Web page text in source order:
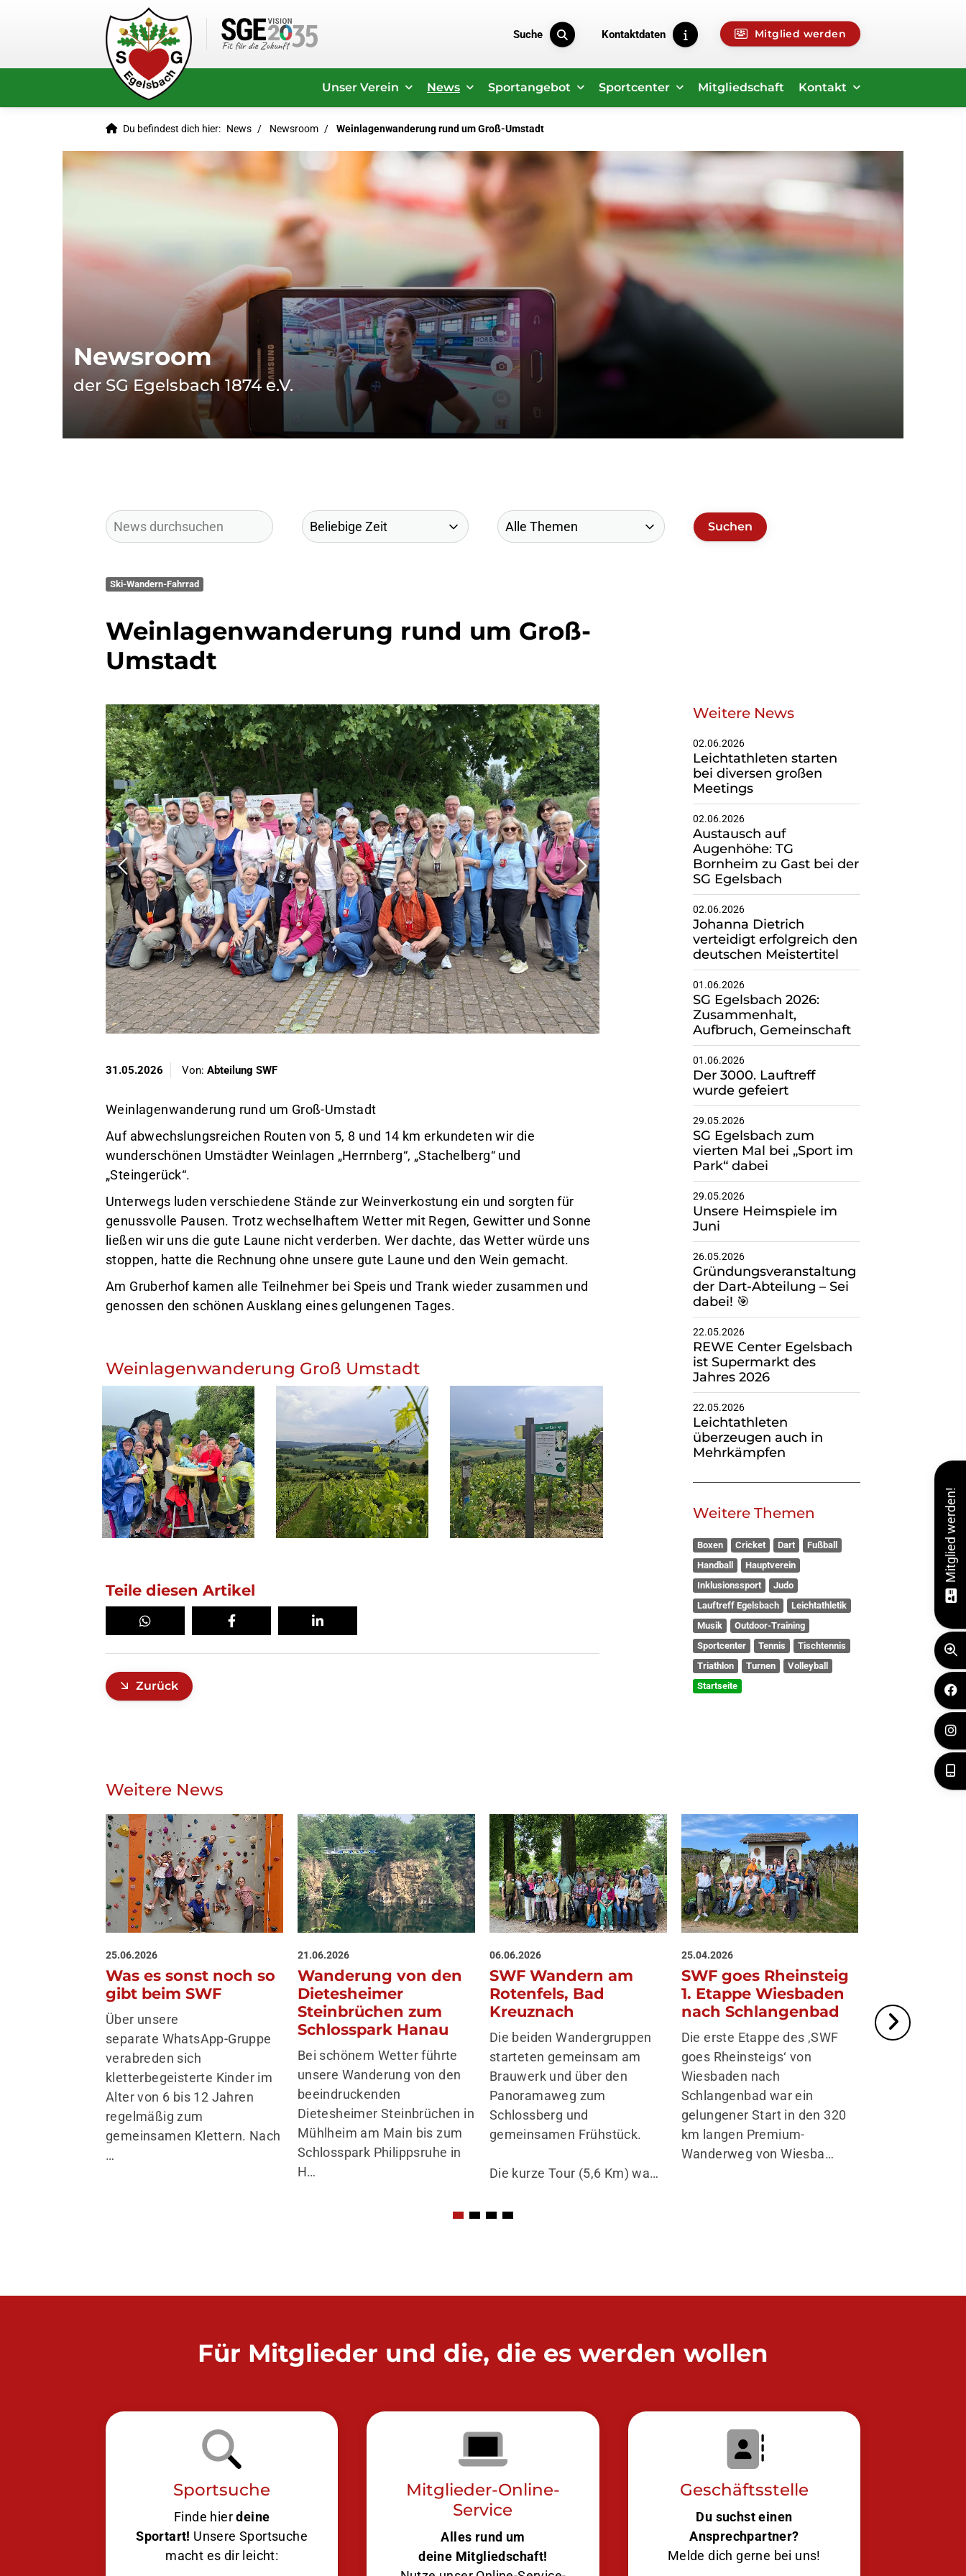
Suche Kontaktdaten Mitglied werden
Unser Verein News Sportangebot Sportcenter Mitgliedschaft Kontakt
Du befindest dich hier: News Newsroom Weinlagenwanderung rund um Groß-Umstadt
Newsroom
der SG Egelsbach 1874 e.V.
Ski-Wandern-Fahrrad
Weinlagenwanderung rund um Groß-
Umstadt
31.05.2026 Von: Abteilung SWF
Weinlagenwanderung rund um Groß-Umstadt
Auf abwechslungsreichen Routen von 5, 8 und 14 km erkundeten wir die
wunderschönen Umstädter Weinlagen „Herrnberg“, „Stachelberg“ und
„Steingerück“.
Unterwegs luden verschiedene Stände zur Weinverkostung ein und sorgten für
genussvolle Pausen. Trotz wechselhaftem Wetter mit Regen, Gewitter und Sonne
ließen wir uns die gute Laune nicht verderben. Wer dachte, das Wetter würde uns
stoppen, hatte die Rechnung ohne unsere gute Laune und den Wein gemacht.
Am Gruberhof kamen alle Teilnehmer bei Speis und Trank wieder zusammen und
genossen den schönen Ausklang eines gelungenen Tages.
Weinlagenwanderung Groß Umstadt
Teile diesen Artikel
Zurück
Weitere News
02.06.2026
Leichtathleten starten
bei diversen großen
Meetings
02.06.2026
Austausch auf
Augenhöhe: TG
Bornheim zu Gast bei der
SG Egelsbach
02.06.2026
Johanna Dietrich
verteidigt erfolgreich den
deutschen Meistertitel
01.06.2026
SG Egelsbach 2026:
Zusammenhalt,
Aufbruch, Gemeinschaft
01.06.2026
Der 3000. Lauftreff
wurde gefeiert
29.05.2026
SG Egelsbach zum
vierten Mal bei „Sport im
Park“ dabei
29.05.2026
Unsere Heimspiele im
Juni
26.05.2026
Gründungsveranstaltung
der Dart-Abteilung – Sei
dabei! 🎯
22.05.2026
REWE Center Egelsbach
ist Supermarkt des
Jahres 2026
22.05.2026
Leichtathleten
überzeugen auch in
Mehrkämpfen
Weitere Themen
Boxen Cricket Dart
Fußball
Handball
Hauptverein
Inklusionssport
Judo
Lauftreff Egelsbach
Leichtathletik
Musik
Outdoor-Training
Sportcenter
Tennis
Tischtennis
Triathlon
Turnen
Volleyball
Startseite
Weitere News
25.06.2026
Was es sonst noch so
gibt beim SWF
Über unsere
separate WhatsApp-Gruppe
verabreden sich
kletterbegeisterte Kinder im
Alter von 6 bis 12 Jahren
regelmäßig zum
gemeinsamen Klettern. Nach
…
21.06.2026
Wanderung von den
Dietesheimer
Steinbrüchen zum
Schlosspark Hanau
Bei schönem Wetter führte
unsere Wanderung von den
beeindruckenden
Dietesheimer Steinbrüchen in
Mühlheim am Main bis zum
Schlosspark Philippsruhe in
H…
06.06.2026
SWF Wandern am
Rotenfels, Bad
Kreuznach
Die beiden Wandergruppen
starteten gemeinsam am
Brauwerk und über den
Panoramaweg zum
Schlossberg und
gemeinsamen Frühstück.
Die kurze Tour (5,6 Km) wa…
25.04.2026
SWF goes Rheinsteig
1. Etappe Wiesbaden
nach Schlangenbad
Die erste Etappe des ‚SWF
goes Rheinsteigs‘ von
Wiesbaden nach
Schlangenbad war ein
gelungener Start in den 320
km langen Premium-
Wanderweg von Wiesba…
Zum Start
Wandersaison
das
Für Mitglieder und die, die es werden wollen
Sportsuche
Finde hierdeine
Sportart! Unsere Sportsuche
macht es dir leicht:
Mitglieder-Online-
Service
Alles rund um
deine Mitgliedschaft!
Geschäftsstelle
Du suchst einen
Ansprechpartner?
Melde dich gerne bei uns!
Mitglied werden!
Sportsuche
Finde hierdeine
Sportart!Unsere Sportsuche
macht es dir leicht:
Zu den
Sportprogrammen
Mitglieder-Online-
Service
Alles rund um
deine Mitgliedschaft!
Nutze unser Online-Service-
Portal:
Zum Online-Portal
Geschäftsstelle
Du suchst einen
Ansprechpartner?
Melde dich gerne bei uns!
Zur Geschäfsstelle